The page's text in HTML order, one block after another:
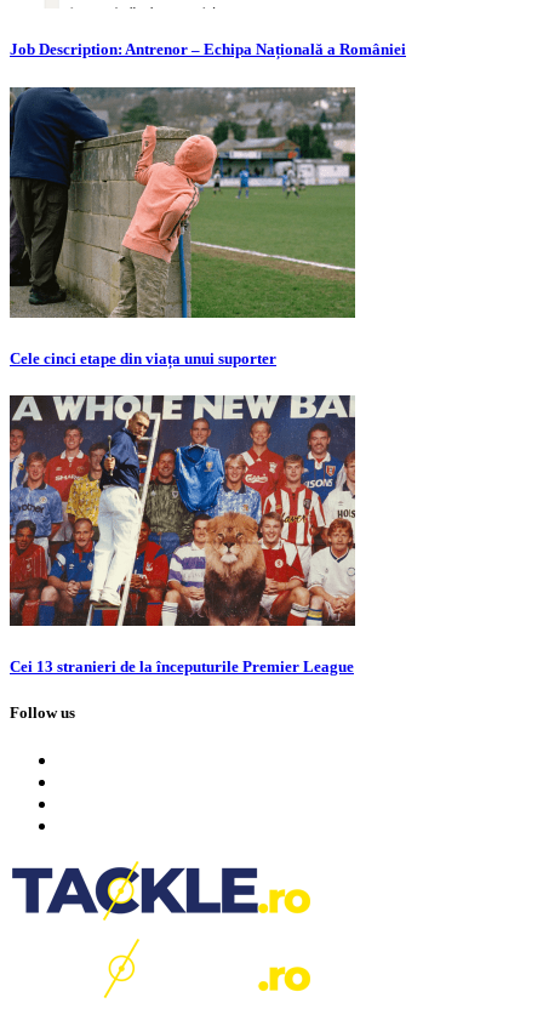
Job Description: Antrenor – Echipa Națională a României
Cele cinci etape din viața unui suporter
Cei 13 stranieri de la începuturile Premier League
Follow us